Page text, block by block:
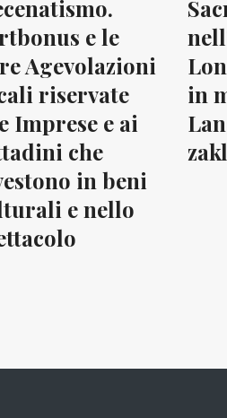
e le
Agevolazioni
riservate
Imprese e ai
che
in beni
e nello
in